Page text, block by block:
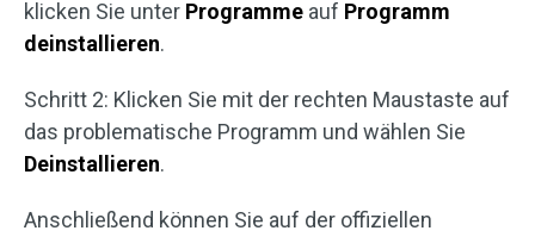
klicken Sie unter Programme auf Programm
deinstallieren.
Schritt 2: Klicken Sie mit der rechten Maustaste auf
das problematische Programm und wählen Sie
Deinstallieren.
Anschließend können Sie auf der offiziellen